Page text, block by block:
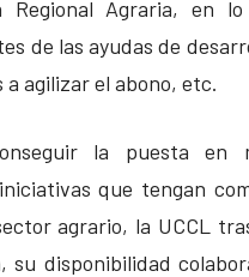
Regional Agraria, en
de las ayudas de
agilizar el abono, etc.
la puesta en
que tengan
agrario, la UCCL
su disponibilidad